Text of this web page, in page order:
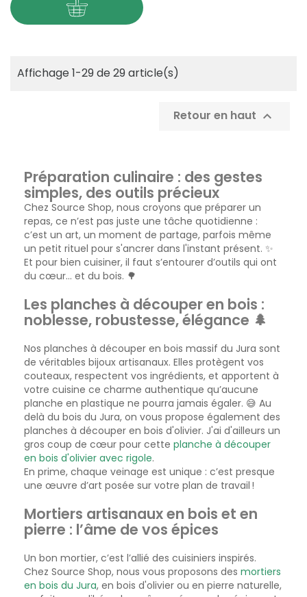
Affichage 1-29 de 29 article(s)
Retour en haut 
Préparation culinaire : des gestes
simples, des outils précieux
Chez Source Shop, nous croyons que préparer un
repas, ce n’est pas juste une tâche quotidienne :
c’est un art, un moment de partage, parfois même
un petit rituel pour s'ancrer dans l'instant présent. ✨
Et pour bien cuisiner, il faut s’entourer d’outils qui ont
du cœur… et du bois. 🌳
Les planches à découper en bois :
noblesse, robustesse, élégance 🌲
Nos planches à découper en bois massif du Jura sont
de véritables bijoux artisanaux. Elles protègent vos
couteaux, respectent vos ingrédients, et apportent à
votre cuisine ce charme authentique qu’aucune
planche en plastique ne pourra jamais égaler. 😅 Au
delà du bois du Jura, on vous propose également des
planches à découper en bois d'olivier. J'ai d'ailleurs un
gros coup de cœur pour cette planche à découper
en bois d'olivier avec rigole.
En prime, chaque veinage est unique : c’est presque
une œuvre d’art posée sur votre plan de travail !
Mortiers artisanaux en bois et en
pierre : l’âme de vos épices
Un bon mortier, c’est l’allié des cuisiniers inspirés.
Chez Source Shop, nous vous proposons des mortiers
en bois du Jura, en bois d'olivier ou en pierre naturelle,